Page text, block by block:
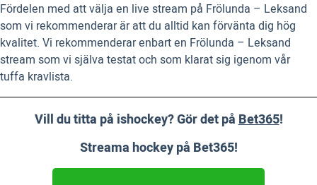
Fördelen med att välja en live stream på Frölunda – Leksand
som vi rekommenderar är att du alltid kan förvänta dig hög
kvalitet. Vi rekommenderar enbart en Frölunda – Leksand
stream som vi själva testat och som klarat sig igenom vår
tuffa kravlista.
Vill du titta på ishockey? Gör det påBet365!
Streama hockey på Bet365!